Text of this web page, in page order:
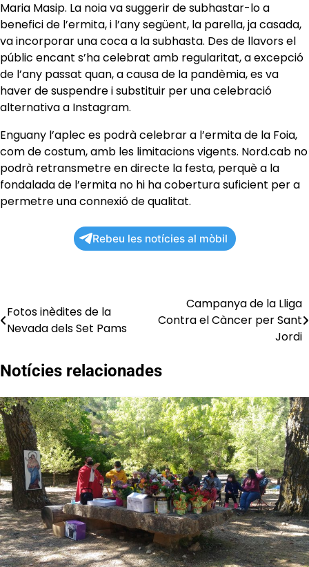
Maria Masip. La noia va suggerir de subhastar-lo a
benefici de l’ermita, i l’any següent, la parella, ja casada,
va incorporar una coca a la subhasta. Des de llavors el
públic encant s’ha celebrat amb regularitat, a excepció
de l’any passat quan, a causa de la pandèmia, es va
haver de suspendre i substituir per una celebració
alternativa a Instagram.
Enguany l’aplec es podrà celebrar a l’ermita de la Foia,
com de costum, amb les limitacions vigents. Nord.cab no
podrà retransmetre en directe la festa, perquè a la
fondalada de l’ermita no hi ha cobertura suficient per a
permetre una connexió de qualitat.
Rebeu les notícies al mòbil
Navegació
d'entrades
Fotos inèdites de la
Nevada dels Set Pams
Campanya de la Lliga
Contra el Càncer per Sant
Jordi
Notícies relacionades